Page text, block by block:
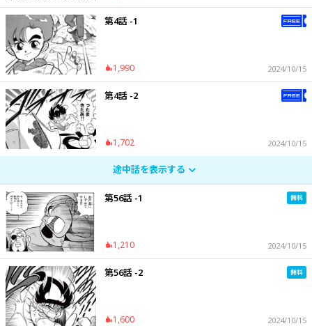
第4話 -1
1,990 2024/10/15
第4話 -2
1,702 2024/10/15
途中話を表示する
第56話 -1
1,210 2024/10/15
第56話 -2
1,600 2024/10/15